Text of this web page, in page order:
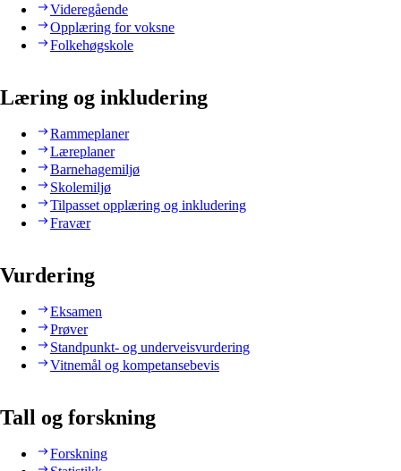
Videregående
Opplæring for voksne
Folkehøgskole
Læring og inkludering
Rammeplaner
Læreplaner
Barnehagemiljø
Skolemiljø
Tilpasset opplæring og inkludering
Fravær
Vurdering
Eksamen
Prøver
Standpunkt- og underveisvurdering
Vitnemål og kompetansebevis
Tall og forskning
Forskning